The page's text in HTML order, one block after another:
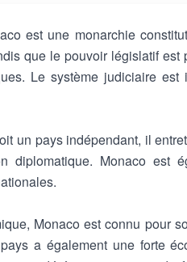
est une monarchie
que le pouvoir législatif
Le système judiciaire
un pays indépendant, il
diplomatique. Monaco est
Monaco est connu pour
a également une forte